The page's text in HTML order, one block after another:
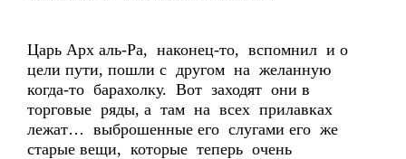
Царь Арх аль-Ра, наконец-то, вспомнил и о
цели пути, пошли с другом на желанную
когда-то барахолку. Вот заходят они в
торговые ряды, а там на всех прилавках
лежат… выброшенные его слугами его же
старые вещи, которые теперь очень